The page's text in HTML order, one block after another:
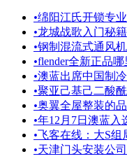
•绵阳江氏开锁专
•龙城战歌入门秘
•钢制混流式通风
•flender全新正品
•澳蓝出席中国制
•聚亚己基己二酸
•奥翼全屋整装的
•年12月7日澳蓝入
•飞客在线：大S组
•天津门头安装公